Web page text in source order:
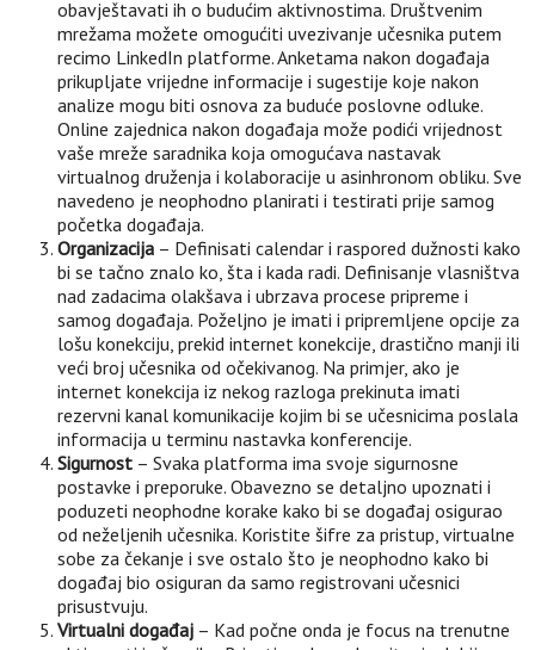
obavještavati ih o budućim aktivnostima. Društvenim
mrežama možete omogućiti uvezivanje učesnika putem
recimo LinkedIn platforme. Anketama nakon događaja
prikupljate vrijedne informacije i sugestije koje nakon
analize mogu biti osnova za buduće poslovne odluke.
Online zajednica nakon događaja može podići vrijednost
vaše mreže saradnika koja omogućava nastavak
virtualnog druženja i kolaboracije u asinhronom obliku. Sve
navedeno je neophodno planirati i testirati prije samog
početka događaja.
Organizacija – Definisati calendar i raspored dužnosti kako
bi se tačno znalo ko, šta i kada radi. Definisanje vlasništva
nad zadacima olakšava i ubrzava procese pripreme i
samog događaja. Poželjno je imati i pripremljene opcije za
lošu konekciju, prekid internet konekcije, drastično manji ili
veći broj učesnika od očekivanog. Na primjer, ako je
internet konekcija iz nekog razloga prekinuta imati
rezervni kanal komunikacije kojim bi se učesnicima poslala
informacija u terminu nastavka konferencije.
Sigurnost – Svaka platforma ima svoje sigurnosne
postavke i preporuke. Obavezno se detaljno upoznati i
poduzeti neophodne korake kako bi se događaj osigurao
od neželjenih učesnika. Koristite šifre za pristup, virtualne
sobe za čekanje i sve ostalo što je neophodno kako bi
događaj bio osiguran da samo registrovani učesnici
prisustvuju.
Virtualni događaj – Kad počne onda je focus na trenutne